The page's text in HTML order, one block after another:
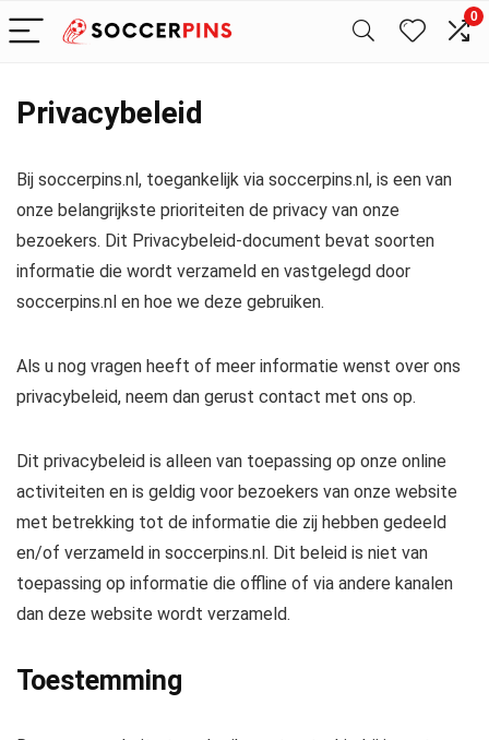
0
Privacybeleid
Bij soccerpins.nl, toegankelijk via soccerpins.nl, is een van
onze belangrijkste prioriteiten de privacy van onze
bezoekers. Dit Privacybeleid-document bevat soorten
informatie die wordt verzameld en vastgelegd door
soccerpins.nl en hoe we deze gebruiken.
Als u nog vragen heeft of meer informatie wenst over ons
privacybeleid, neem dan gerust contact met ons op.
Dit privacybeleid is alleen van toepassing op onze online
activiteiten en is geldig voor bezoekers van onze website
met betrekking tot de informatie die zij hebben gedeeld
en/of verzameld in soccerpins.nl. Dit beleid is niet van
toepassing op informatie die offline of via andere kanalen
dan deze website wordt verzameld.
Toestemming